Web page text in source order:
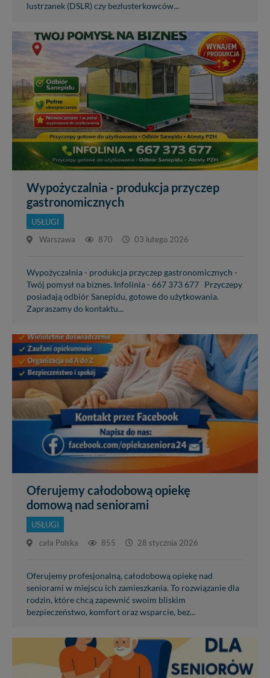
lustrzanek (DSLR) czy bezlusterkowców...
Wypożyczalnia - produkcja przyczep
gastronomicznych
USŁUGI
Warszawa
870 03 lutego 2026
Wypożyczalnia - produkcja przyczep gastronomicznych -
Twój pomysł na biznes. Infolinia - 667 373 677 Przyczepy
posiadają odbiór Sanepidu, gotowe do użytkowania.
Zapraszamy do kontaktu...
Oferujemy całodobową opiekę
domową nad seniorami
USŁUGI
cała Polska
855 28 stycznia 2026
Oferujemy profesjonalną, całodobową opiekę nad
seniorami w miejscu ich zamieszkania. To rozwiązanie dla
rodzin, które chcą zapewnić swoim bliskim
bezpieczeństwo, komfort oraz wsparcie, bez...